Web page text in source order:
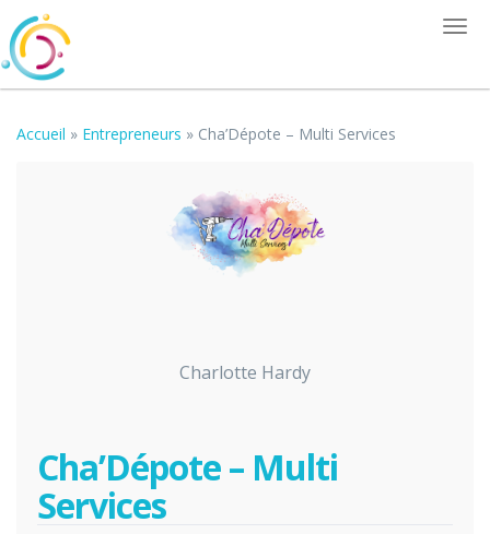
Accueil » Entrepreneurs » Cha’Dépote – Multi Services
Charlotte Hardy
Cha’Dépote – Multi
Services